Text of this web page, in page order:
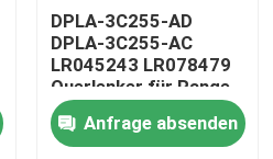
DPLA-3C255-AD
DPLA-3C255-AC
LR045243 LR078479
Querlenker für Range
Rover Land Rover
Anfrage absenden